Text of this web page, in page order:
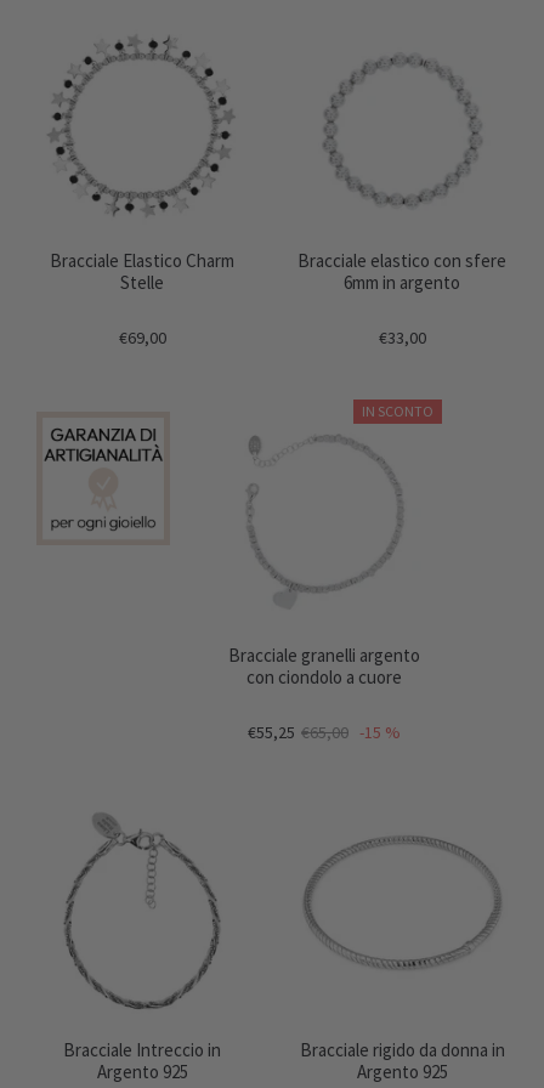
Bracciale Elastico Charm
Stelle
€69,00
Bracciale elastico con sfere
6mm in argento
€33,00
IN SCONTO
Bracciale granelli argento
con ciondolo a cuore
€55,25 €65,00 -15 %
Bracciale Intreccio in
Argento 925
Bracciale rigido da donna in
Argento 925